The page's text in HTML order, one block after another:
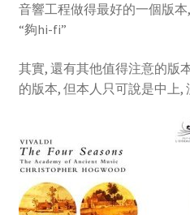
音響工程做得最好的一個版
“夠hi-fi”
其實, 還有其他值得注意的版
的版本, 但本人只可說是中上